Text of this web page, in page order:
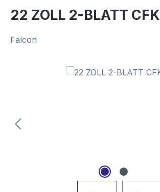
22 ZOLL 2-BLATT CFK
Falcon
Bildergalerie überspringen